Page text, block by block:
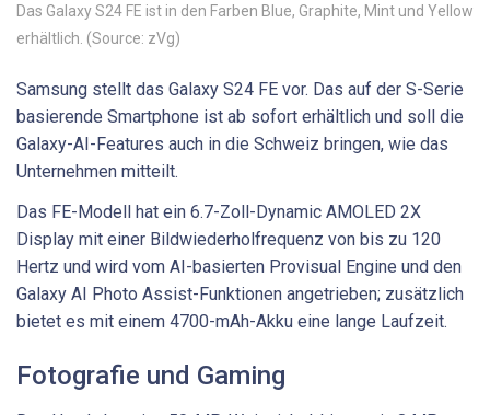
Das Galaxy S24 FE ist in den Farben Blue, Graphite, Mint und Yellow
erhältlich. (Source: zVg)
Samsung stellt das Galaxy S24 FE vor. Das auf der S-Serie
basierende Smartphone ist ab sofort erhältlich und soll die
Galaxy-AI-Features auch in die Schweiz bringen, wie das
Unternehmen mitteilt.
Das FE-Modell hat ein 6.7-Zoll-Dynamic AMOLED 2X
Display mit einer Bildwiederholfrequenz von bis zu 120
Hertz und wird vom AI-basierten Provisual Engine und den
Galaxy AI Photo Assist-Funktionen angetrieben; zusätzlich
bietet es mit einem 4700-mAh-Akku eine lange Laufzeit.
Fotografie und Gaming